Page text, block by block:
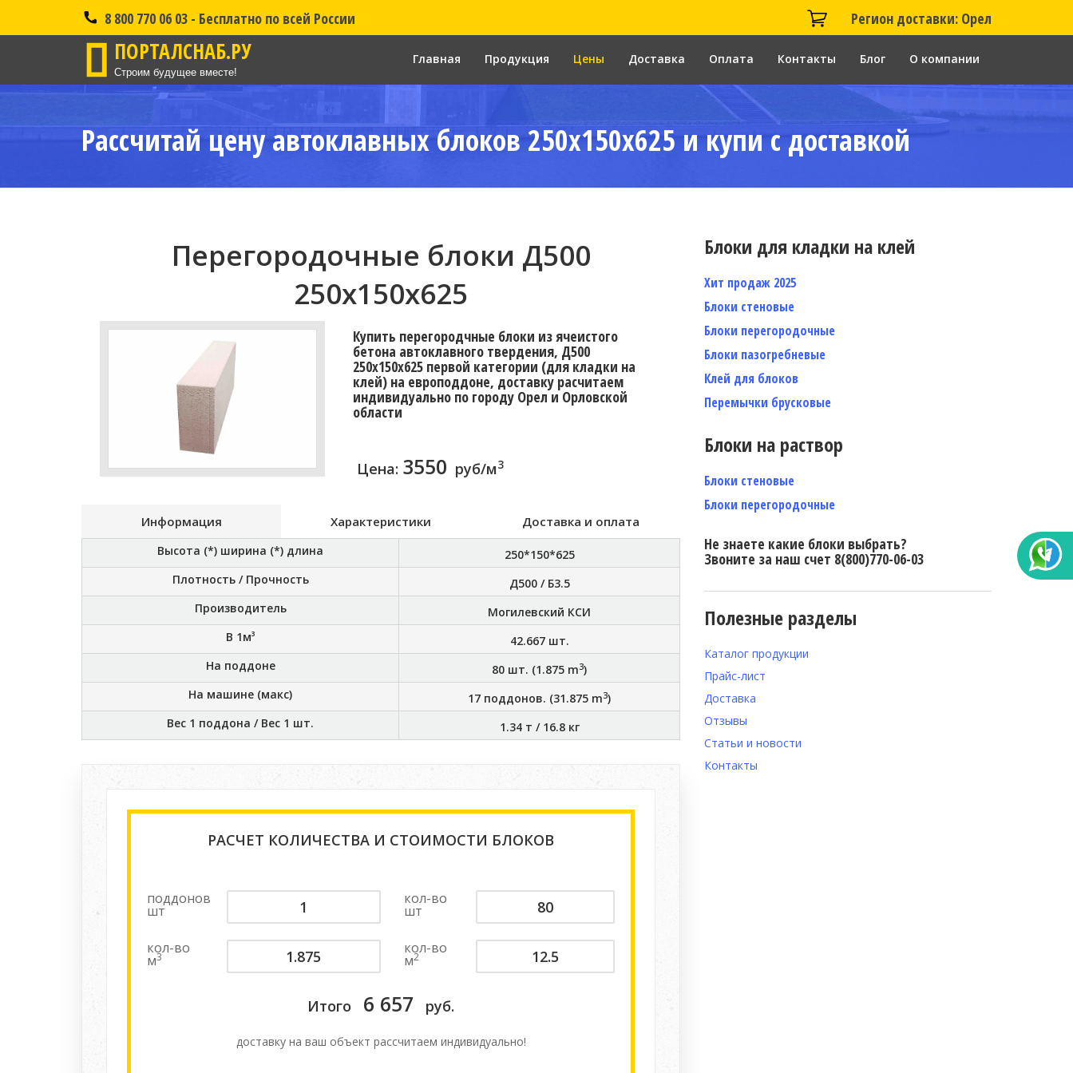
8 800 770 06 03 - Бесплатно по всей России Регион доставки: Орел
ПОРТАЛСНАБ.РУ
Строим будущее вместе!
Главная Продукция Цены Доставка Оплата Контакты Блог О компании
Рассчитай цену автоклавных блоков 250x150x625 и купи с доставкой
Перегородочные блоки Д500
250x150x625
Купить перегородчные блоки из ячеистого
бетона автоклавного твердения, Д500
250x150x625 первой категории (для кладки на
клей) на европоддоне, доставку расчитаем
индивидуально по городу Орел и Орловской
области
Цена: 3550 руб/м3
Информация Характеристики Доставка и оплата
Высота (*) ширина (*) длина
250*150*625
Плотность / Прочность
Д500 / Б3.5
Производитель
Могилевский КСИ
В 1м³
42.667шт.
На поддоне
80 шт. (1.875 m3)
На машине (макс)
17 поддонов. (31.875 m3)
Вес 1 поддона / Вес 1 шт.
1.34 т / 16.8 кг
РАСЧЕТ КОЛИЧЕСТВА И СТОИМОСТИ БЛОКОВ
поддонов
шт
кол-во
шт
кол-во
м3
кол-во
м2
Итого 6 657 руб.
доставку на ваш объект расcчитаем индивидуально!
Блоки для кладки на клей
Хит продаж 2025
Блоки стеновые
Блоки перегородочные
Блоки пазогребневые
Клей для блоков
Перемычки брусковые
Блоки на раствор
Блоки стеновые
Блоки перегородочные
Не знаете какие блоки выбрать?
Звоните за наш счет 8(800)770-06-03
Полезные разделы
Каталог продукции
Прайс-лист
Доставка
Отзывы
Статьи и новости
Контакты